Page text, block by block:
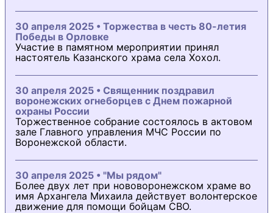
30 апреля 2025 • Торжества в честь 80-летия
Победы в Орловке
Участие в памятном мероприятии принял
настоятель Казанского храма села Хохол.
30 апреля 2025 • Священник поздравил
воронежских огнеборцев с Днем пожарной
охраны России
Торжественное собрание состоялось в актовом
зале Главного управления МЧС России по
Воронежской области.
30 апреля 2025 • "Мы рядом"
Более двух лет при нововоронежском храме во
имя Архангела Михаила действует волонтерское
движение для помощи бойцам СВО.